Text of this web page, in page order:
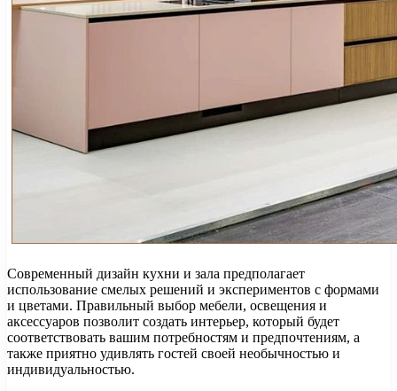
Современный дизайн кухни и зала предполагает
использование смелых решений и экспериментов с формами
и цветами. Правильный выбор мебели, освещения и
аксессуаров позволит создать интерьер, который будет
соответствовать вашим потребностям и предпочтениям, а
также приятно удивлять гостей своей необычностью и
индивидуальностью.